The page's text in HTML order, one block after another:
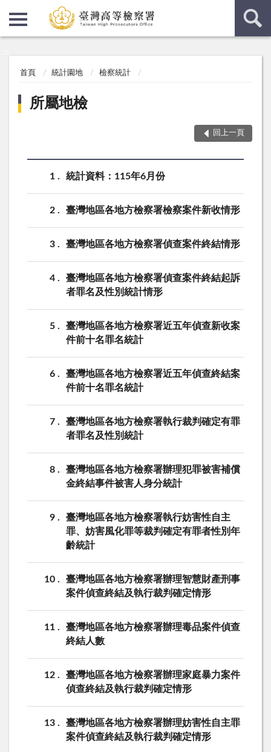
首頁 統計園地 檢察統計
所屬地檢
回上一頁
1 統計資料：115年6月份
2 臺灣地區各地方檢察署檢察案件新收情形
3 臺灣地區各地方檢察署偵查案件終結情形
4
臺灣地區各地方檢察署偵查案件終結起訴
者罪名及性別統計情形
5
臺灣地區各地方檢察署近五年偵查新收案
件前十名罪名統計
6
臺灣地區各地方檢察署近五年偵查終結案
件前十名罪名統計
7
臺灣地區各地方檢察署執行裁判確定有罪
者罪名及性別統計
8
臺灣地區各地方檢察署辦理犯罪被害補償
金終結事件被害人身分統計
9
臺灣地區各地方檢察署執行妨害性自主
罪、妨害風化罪等裁判確定有罪者性別年
齡統計
10
臺灣地區各地方檢察署辦理智慧財產刑事
案件偵查終結及執行裁判確定情形
11
臺灣地區各地方檢察署辦理毒品案件偵查
終結人數
12
臺灣地區各地方檢察署辦理家庭暴力案件
偵查終結及執行裁判確定情形
13
臺灣地區各地方檢察署辦理妨害性自主罪
案件偵查終結及執行裁判確定情形